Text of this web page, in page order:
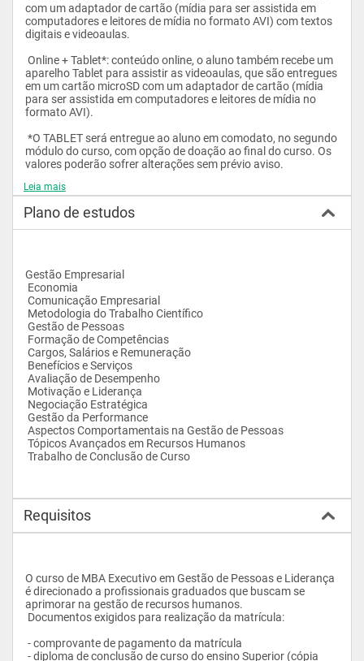
com um adaptador de cartão (mídia para ser assistida em
computadores e leitores de mídia no formato AVI) com textos
digitais e videoaulas.
aparelho Tablet para assistir as videoaulas, que são entregues
em um cartão microSD com um adaptador de cartão (mídia
para ser assistida em computadores e leitores de mídia no
formato AVI).
módulo do curso, com opção de doação ao final do curso. Os
valores poderão sofrer alterações sem prévio aviso.
Leia mais
Plano de estudos
Gestão Empresarial
Economia
Comunicação Empresarial
Metodologia do Trabalho Científico
Gestão de Pessoas
Formação de Competências
Cargos, Salários e Remuneração
Benefícios e Serviços
Avaliação de Desempenho
Motivação e Liderança
Negociação Estratégica
Gestão da Performance
Aspectos Comportamentais na Gestão de Pessoas
Tópicos Avançados em Recursos Humanos
Trabalho de Conclusão de Curso
Requisitos
O curso de MBA Executivo em Gestão de Pessoas e Liderança
é direcionado a profissionais graduados que buscam se
aprimorar na gestão de recursos humanos.
Documentos exigidos para realização da matrícula:
- comprovante de pagamento da matrícula